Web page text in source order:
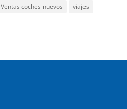
Ventas coches nuevos
viajes